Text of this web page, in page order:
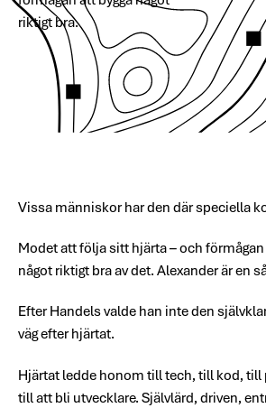
riktigt bra.
Vissa människor har den där speciella
Modet att följa sitt hjärta – och
något riktigt bra av det. Alexander är en
Efter Handels valde han inte den
väg efter hjärtat.
Hjärtat ledde honom till tech, till kod,
till att bli utvecklare. Självlärd, driven,